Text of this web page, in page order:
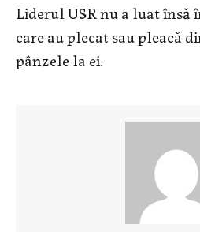
Liderul USR nu a luat însă
care au plecat sau pleacă
pânzele la ei.